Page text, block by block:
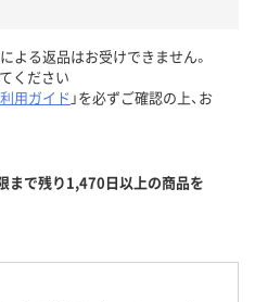
よる返品はお受けできません。
ください
用ガイド 」を必ずご確認の上、お
まで残り1,470日以上の商品を